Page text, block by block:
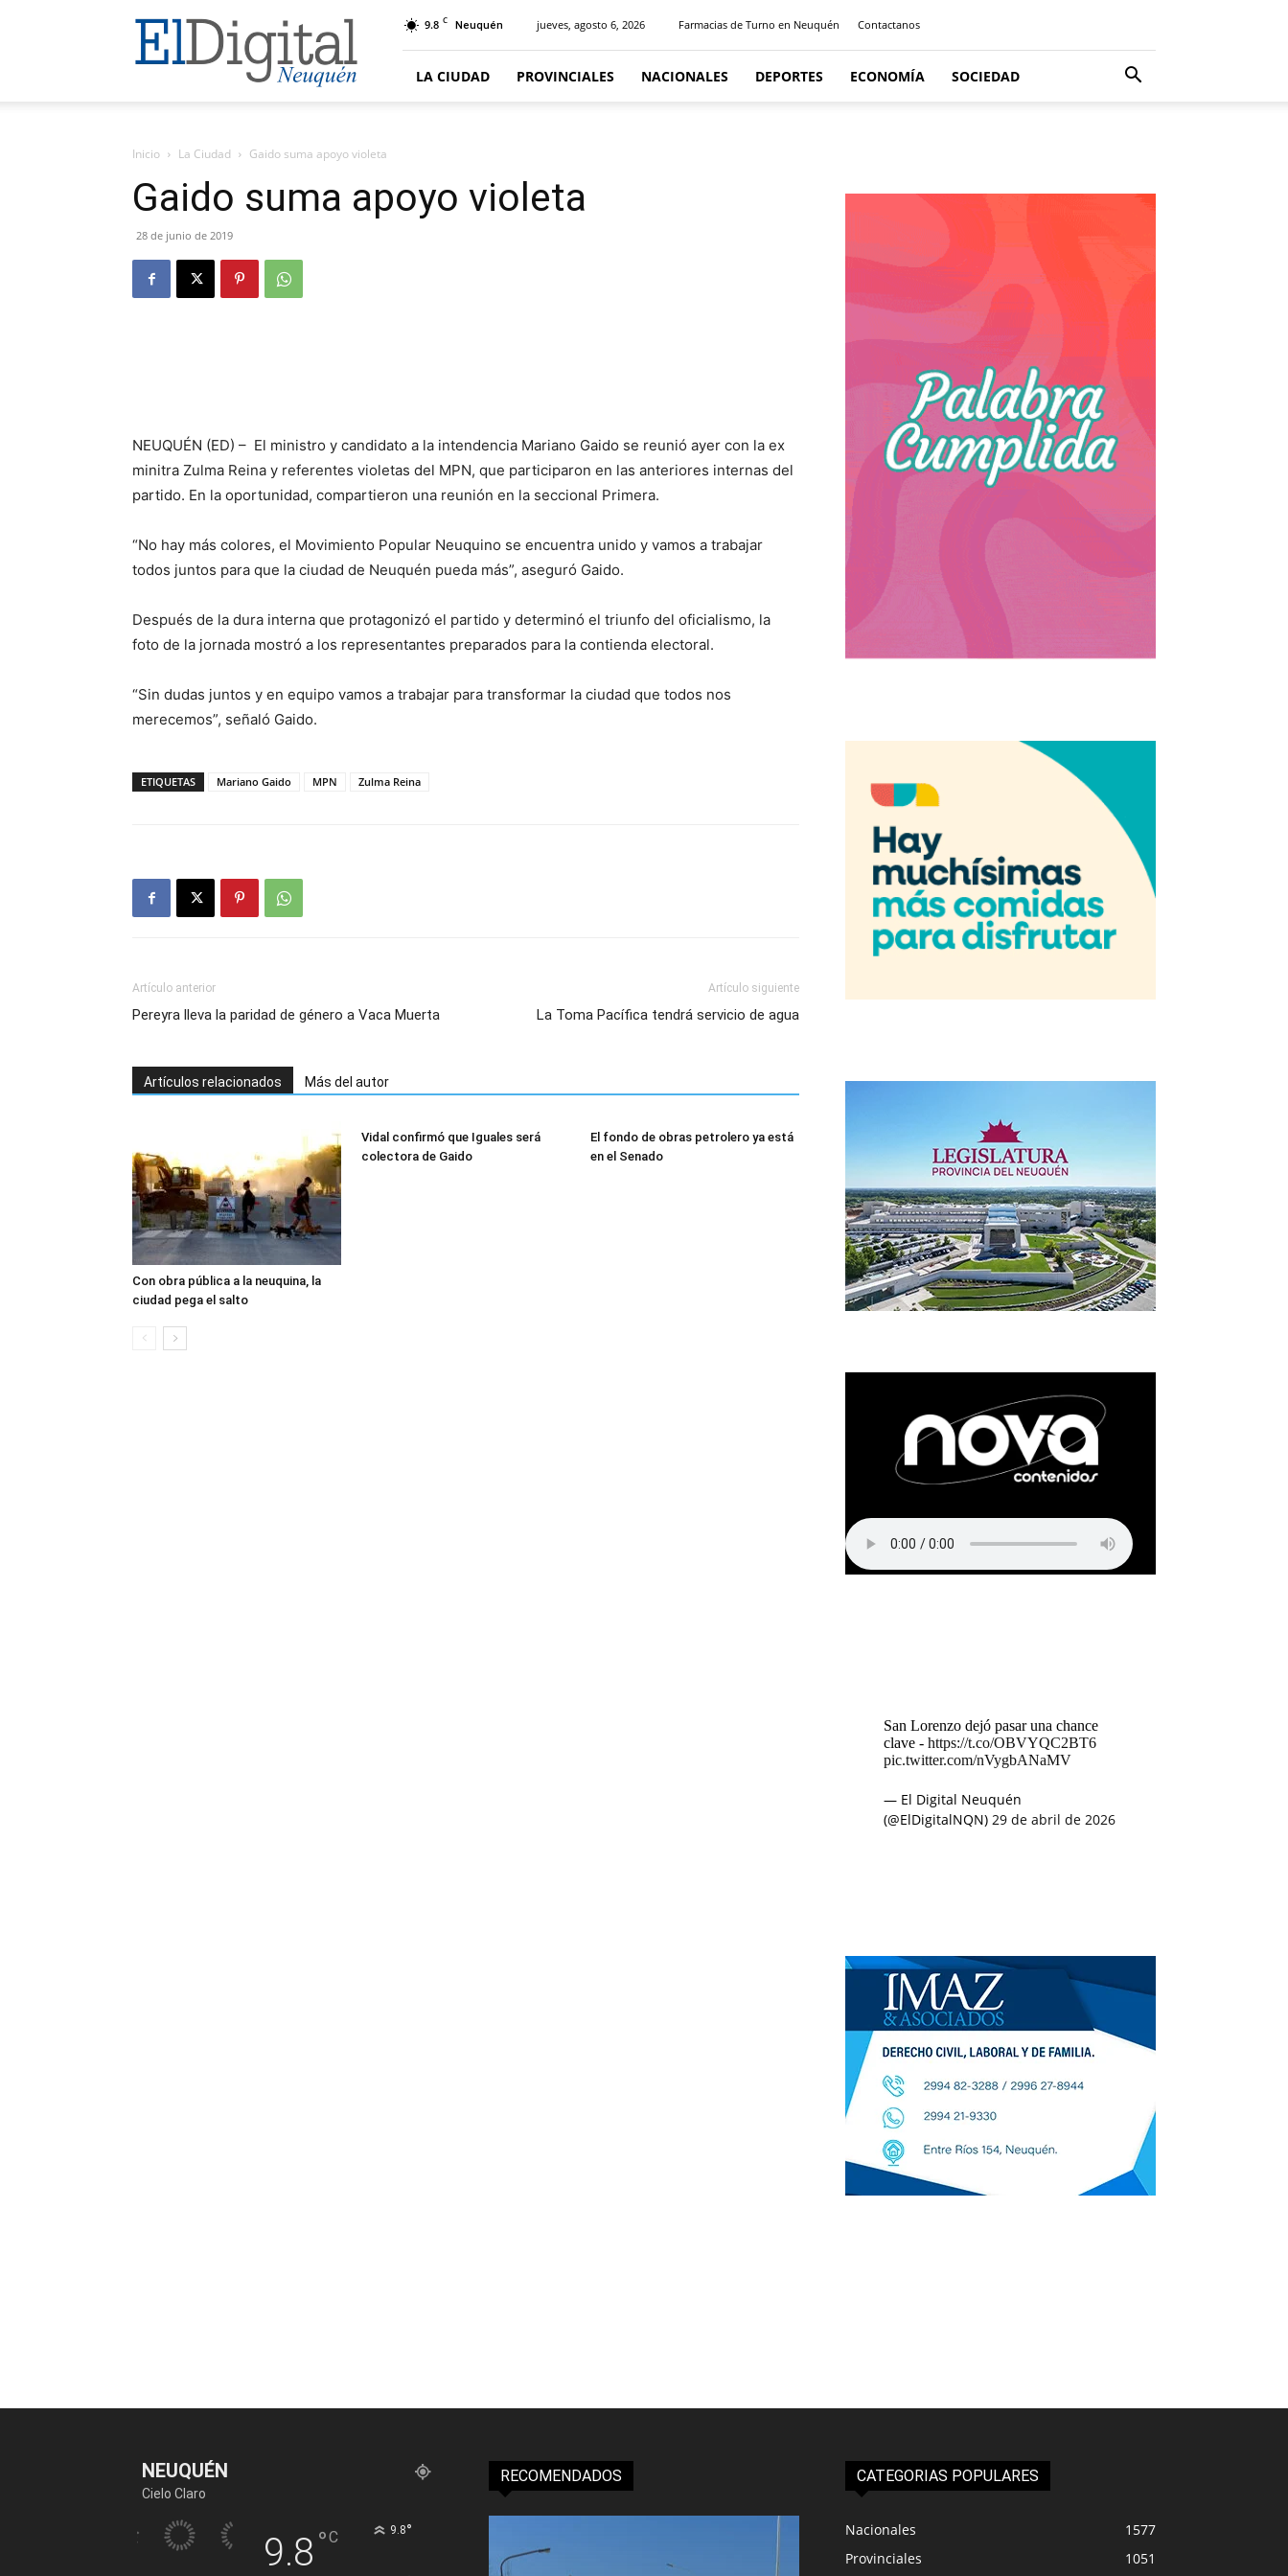
El
Digital
Neuquen
9.8 C Neuquén jueves, agosto 6, 2026 Farmacias de Turno en Neuquén Contactanos
LA CIUDAD PROVINCIALES NACIONALES DEPORTES ECONOMÍA SOCIEDAD
Inicio La Ciudad Gaido suma apoyo violeta
Gaido suma apoyo violeta
28 de junio de 2019
NEUQUÉN (ED) – El ministro y candidato a la intendencia Mariano Gaido se reunió ayer con la ex
minitra Zulma Reina y referentes violetas del MPN, que participaron en las anteriores internas del
partido. En la oportunidad, compartieron una reunión en la seccional Primera.
“No hay más colores, el Movimiento Popular Neuquino se encuentra unido y vamos a trabajar
todos juntos para que la ciudad de Neuquén pueda más”, aseguró Gaido.
Después de la dura interna que protagonizó el partido y determinó el triunfo del oficialismo, la
foto de la jornada mostró a los representantes preparados para la contienda electoral.
“Sin dudas juntos y en equipo vamos a trabajar para transformar la ciudad que todos nos
merecemos”, señaló Gaido.
ETIQUETAS Mariano Gaido MPN Zulma Reina
Artículo anterior
Pereyra lleva la paridad de género a Vaca Muerta
Artículo siguiente
La Toma Pacífica tendrá servicio de agua
Artículos relacionados Más del autor
Con obra pública a la neuquina, la
ciudad pega el salto
Vidal confirmó que Iguales será
colectora de Gaido
El fondo de obras petrolero ya está
en el Senado
San Lorenzo dejó pasar una chance
clave - https://t.co/OBVYQC2BT6
pic.twitter.com/nVygbANaMV
— El Digital Neuquén
(@ElDigitalNQN) 29 de abril de 2026
NEUQUÉN
Cielo Claro
9.8 °C 9.8°
RECOMENDADOS CATEGORIAS POPULARES
Nacionales
1577
Provinciales
1051